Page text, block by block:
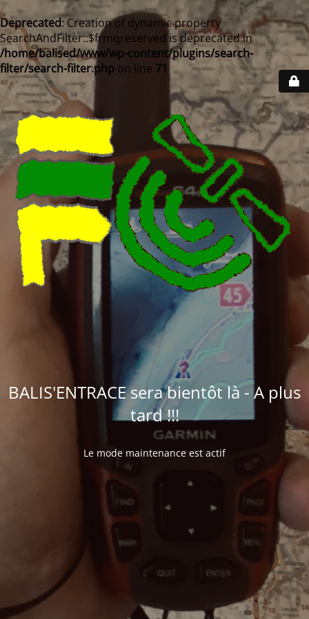
Deprecated: Creation of dynamic property
SearchAndFilter::$frmqreserved is deprecated in
/home/balised/www/wp-content/plugins/search-
filter/search-filter.php on line 71
BALIS'ENTRACE sera bientôt là - A plus
tard !!!
Le mode maintenance est actif